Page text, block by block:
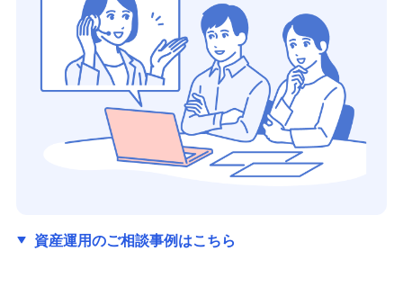
資産運用のご相談事例はこちら